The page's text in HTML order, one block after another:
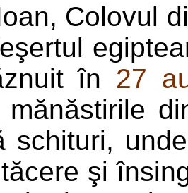
Colovul
în 27
mănăstirile
schituri,
şi